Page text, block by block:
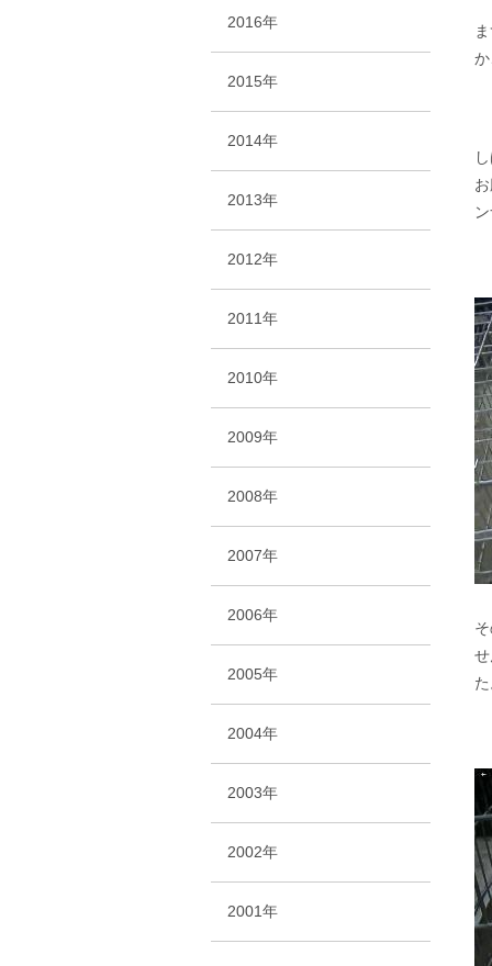
2016年
2015年
2014年
2013年
2012年
2011年
2010年
2009年
2008年
2007年
2006年
2005年
2004年
2003年
2002年
2001年